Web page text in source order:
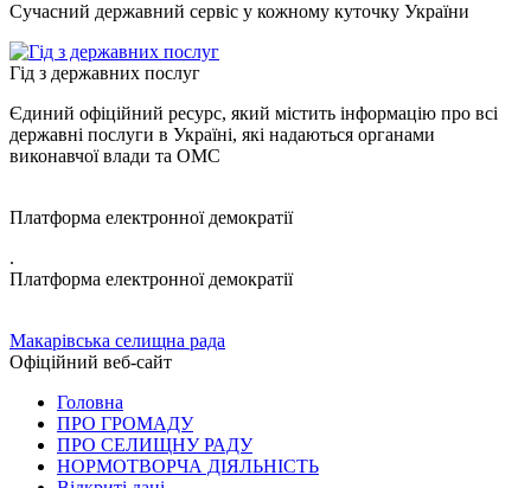
Сучасний державний сервіс у кожному куточку України
Гід з державних послуг
Єдиний офіційний ресурс, який містить інформацію про всі
державні послуги в Україні, які надаються органами
виконавчої влади та ОМС
Платформа електронної демократії
.
Платформа електронної демократії
Макарівська селищна рада
Офіційний веб-сайт
Головна
ПРО ГРОМАДУ
ПРО СЕЛИЩНУ РАДУ
НОРМОТВОРЧА ДІЯЛЬНІСТЬ